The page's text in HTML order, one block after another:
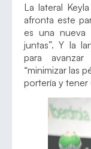
La lateral
afronta este
es una nueva
juntas”. Y la
para
“minimizar las
portería y tener